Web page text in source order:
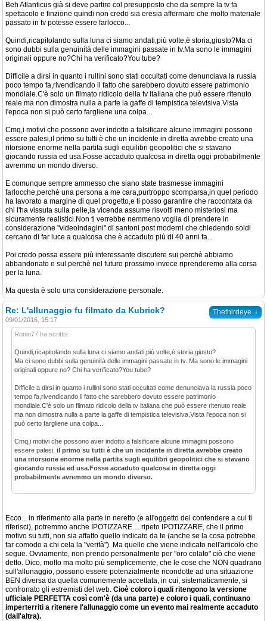
Beh Atlanticus già si deve partire col presupposto che da sempre la tv fa
spettacolo e finzione quindi non credo sia eresia affermare che molto materiale
passato in tv potesse essere farlocco...
Quindi,ricapitolando sulla luna ci siamo andati,più volte,è storia,giusto?Ma ci
sono dubbi sulla genuinità delle immagini passate in tv.Ma sono le immagini
originali oppure no?Chi ha verificato?You tube?
Difficile a dirsi in quanto i rullini sono stati occultati come denunciava la russia
poco tempo fa,rivendicando il fatto che sarebbero dovuto essere patrimonio
mondiale.C'è solo un filmato ridicolo della tv italiana che può essere ritenuto
reale ma non dimostra nulla a parte la gaffe di tempistica televisiva.Vista
l'epoca non si può certo fargliene una colpa...
Cmq,i motivi che possono aver indotto a falsificare alcune immagini possono
essere palesi,il primo su tutti è che un incidente in diretta avrebbe creato una
ritorsione enorme nella partita sugli equilibri geopolitici che si stavano
giocando russia ed usa.Fosse accaduto qualcosa in diretta oggi probabilmente
avremmo un mondo diverso.
E comunque sempre ammesso che siano state trasmesse immagini
farlocche,perchè una persona a me cara,purtroppo scomparsa,in quel periodo
ha lavorato a margine di quel progetto,e ti posso garantire che raccontata da
chi l'ha vissuta sulla pelle,la vicenda assume risvolti meno misteriosi ma
sicuramente realistici.Non ti verrebbe nemmeno voglia di prendere in
considerazione "videoindagini" di santoni post moderni che chiedendo soldi
cercano di far luce a qualcosa che è accaduto più di 40 anni fa...
Poi credo possa essere più interessante discutere sui perchè abbiamo
abbandonato e sul perchè nel futuro prossimo invece riprenderemo alla corsa
per la luna.
Ma questa è solo una considerazione personale.
Thethirdeye ↓
Re: L'allunaggio fu filmato da Kubrick?
09/01/2016, 15:17
Ronin77 ha scritto:
Quindi,ricapitolando sulla luna ci siamo andati,più volte,è storia,giusto?
Ma ci sono dubbi sulla genuinità delle immagini passate in tv. Ma sono le immagini
originali oppure no? Chi ha verificato?You tube?
Difficile a dirsi in quanto i rullini sono stati occultati come denunciava la russia poco
tempo fa,rivendicando il fatto che sarebbero dovuto essere patrimonio
mondiale.C'è solo un filmato ridicolo della tv italiana che può essere ritenuto reale
ma non dimostra nulla a parte la gaffe di tempistica televisiva.Vista l'epoca non si
può certo fargliene una colpa...
Cmq,i motivi che possono aver indotto a falsificare alcune immagini possono
essere palesi, il primo su tutti è che un incidente in diretta avrebbe creato
una ritorsione enorme nella partita sugli equilibri geopolitici che si stavano
giocando russia ed usa.Fosse accaduto qualcosa in diretta oggi
probabilmente avremmo un mondo diverso.
Ecco... in riferimento alla parte in neretto (e all'oggetto del contendere a cui ti
riferisci), potremmo anche IPOTIZZARE.... ripeto IPOTIZZARE, che il primo
motivo su tutti, non sia affatto quello indicato da te (anche se la cosa potrebbe
far comodo a chi cela la "verità"). Ma quello che viene indicato nell'articolo che
segue. Ovviamente, non prendo personalmente per "oro colato" ciò che viene
detto. Dico, molto ma molto più semplicemente, che le cose che NON quadrano
sull'allunaggio, possono essere potenzialmente ricondotte ad una situazione
BEN diversa da quella comunemente accettata, in cui, sistematicamente, si
confronato gli estremisti del web. Cioè coloro i quali ritengono la versione
ufficiale PERFETTA così com'è (da una parte) e coloro i quali, continuano
imperterriti a ritenere l'allunaggio come un evento mai realmente accaduto
(dall'altra).